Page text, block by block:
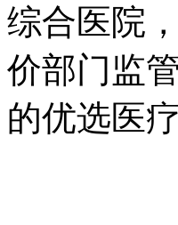
综合医院
价部门监
的优选医